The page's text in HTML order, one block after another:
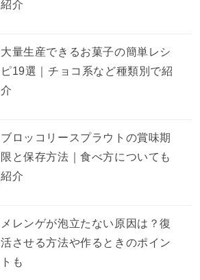
紹介
大量生産できるお菓子の簡単レシ
ピ19選｜チョコ系など種類別で紹
介
ブロッコリースプラウトの賞味期
限と保存方法｜食べ方についても
紹介
メレンゲが泡立たない原因は？復
活させる方法や作るときのポイン
トも